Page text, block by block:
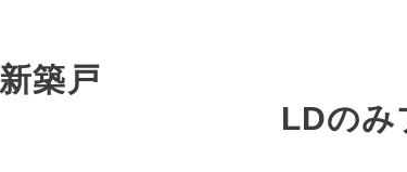
築戸
のみプ